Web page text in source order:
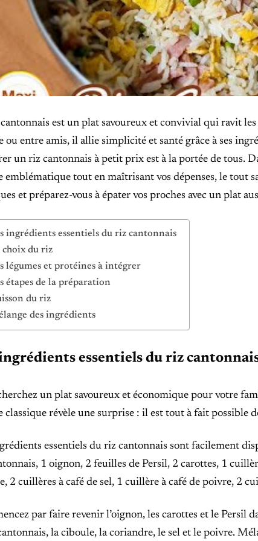
est un plat savoureux et convivial qui ravit
ou entre amis, il allie simplicité et santé grâce à ses
un riz cantonnais à petit prix est à la portée de tous.
emblématique tout en maîtrisant vos dépenses, le tout
et préparez-vous à épater vos proches avec un plat
ingrédients essentiels du riz cantonnais
choix du riz
légumes et protéines à intégrer
étapes de la préparation
du riz
des ingrédients
essentiels du riz
un plat savoureux et économique pour votre
classique révèle une surprise : il est tout à fait possible
essentiels du riz cantonnais sont facilement
1 oignon, 2 feuilles de Persil, 2 carottes, 1
2 cuillères à café de sel, 1 cuillère à café de poivre, 2
par faire revenir l’oignon, les carottes et le Persil
la ciboule, la coriandre, le sel et le poivre.